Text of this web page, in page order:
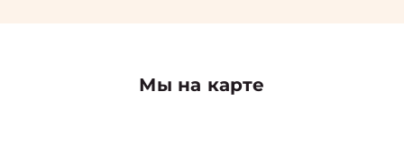
Мы на карте